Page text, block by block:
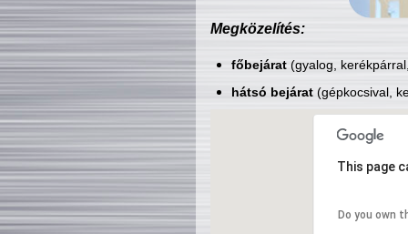
Megközelítés:
főbejárat(gyalog,
hátsó bejárat(gépkocsival,
This page
Do you own